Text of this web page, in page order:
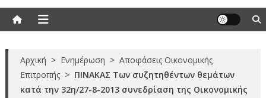
Αρχική > Ενημέρωση > Αποφάσεις Οικονομικής
Επιτροπής > ΠΙΝΑΚΑΣ Των συζητηθέντων θεμάτων
κατά την 32η/27-8-2013 συνεδρίαση της Οικονομικής